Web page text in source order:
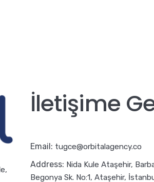
İletişime
Email: tugce@orbitalagency.co
Address: Nida Kule Ataşehir,
Begonya Sk. No:1, Ataşehir,